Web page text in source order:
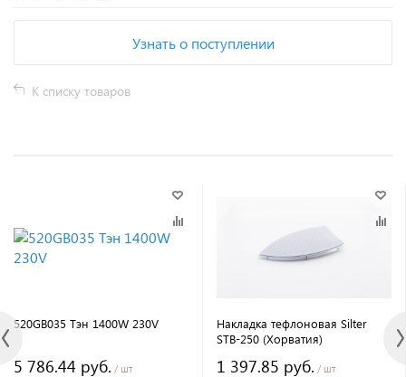
Узнать о поступлении
К списку товаров
520GB035 Тэн 1400W 230V
5 786.44 руб. / шт
Накладка тефлоновая Silter
STB-250 (Хорватия)
1 397.85 руб. / шт